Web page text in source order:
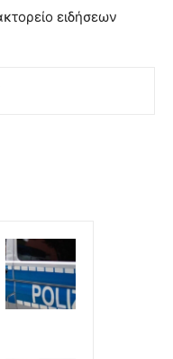
ειδήσεων